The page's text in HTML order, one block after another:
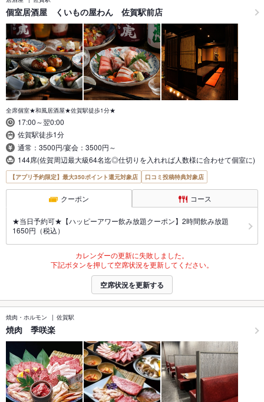
個室居酒屋 くいもの屋わん 佐賀駅前店
全席個室★和風居酒屋★佐賀駅徒歩1分★
17:00～翌0:00
佐賀駅徒歩1分
通常：3500円/宴会：3500円～
144席(佐賀周辺最大級64名迄◎仕切りを入れれば人数様に合わせて個室に)
【アプリ予約限定】最大350ポイント還元対象店 口コミ投稿特典対象店
クーポン コース
★当日予約可★【ハッピーアワー飲み放題クーポン】2時間飲み放題
1650円（税込）
カレンダーの更新に失敗しました。
下記ボタンを押して空席状況を更新してください。
空席状況を更新する
焼肉・ホルモン 佐賀駅
焼肉 季咲楽